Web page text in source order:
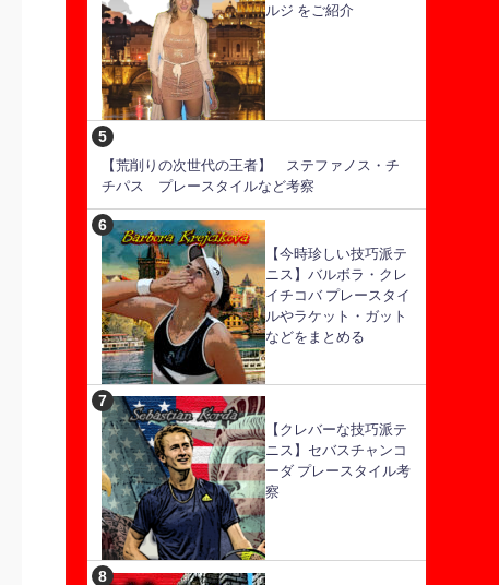
ルジ をご紹介
【荒削りの次世代の王者】 ステファノス・チ
チパス プレースタイルなど考察
【今時珍しい技巧派テ
ニス】バルボラ・クレ
イチコバ プレースタイ
ルやラケット・ガット
などをまとめる
【クレバーな技巧派テ
ニス】セバスチャンコ
ーダ プレースタイル考
察